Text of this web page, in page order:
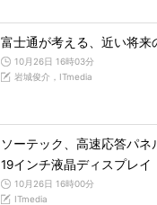
富士通が考える、近い将来
10月26日 16時03分
岩城俊介，ITmedia
ソーテック、高速応答パネ
19インチ液晶ディスプレイ
10月26日 16時00分
ITmedia